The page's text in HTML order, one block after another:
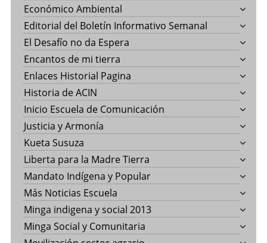
Económico Ambiental
Editorial del Boletín Informativo Semanal
El Desafío no da Espera
Encantos de mi tierra
Enlaces Historial Pagina
Historia de ACIN
Inicio Escuela de Comunicación
Justicia y Armonía
Kueta Susuza
Liberta para la Madre Tierra
Mandato Indígena y Popular
Más Noticias Escuela
Minga indigena y social 2013
Minga Social y Comunitaria